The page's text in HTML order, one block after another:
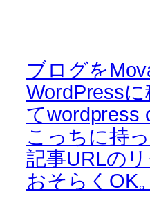
ブログを
WordPress
てwordpress
こっちに持
記事URLの
おそらくOK。